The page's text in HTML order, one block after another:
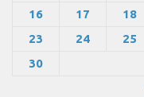
16
17 18
23
24 25
30